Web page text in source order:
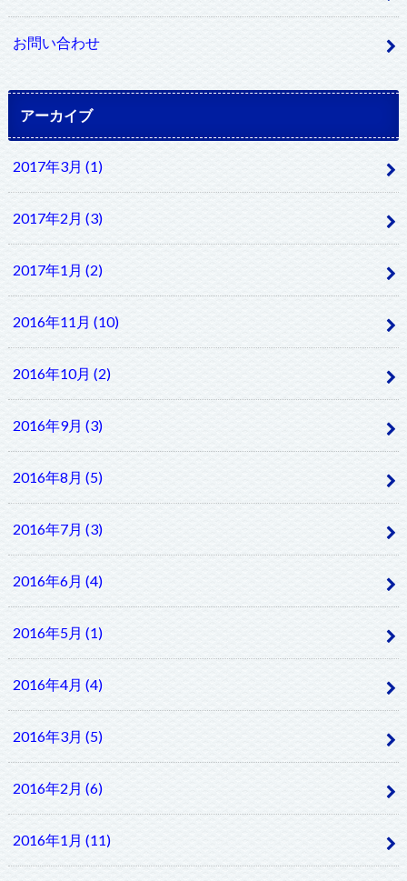
お問い合わせ
アーカイブ
2017年3月 (1)
2017年2月 (3)
2017年1月 (2)
2016年11月 (10)
2016年10月 (2)
2016年9月 (3)
2016年8月 (5)
2016年7月 (3)
2016年6月 (4)
2016年5月 (1)
2016年4月 (4)
2016年3月 (5)
2016年2月 (6)
2016年1月 (11)